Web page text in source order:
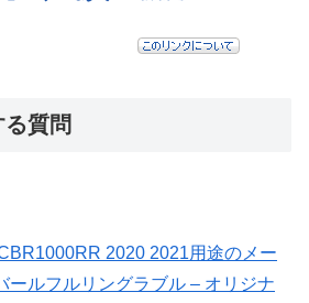
質問
2020 2021用途のメー
ールフルリングラブル – オリジナ